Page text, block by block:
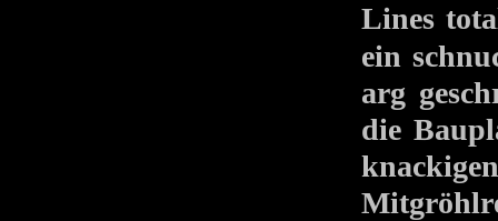
Lines
ein
arg
die